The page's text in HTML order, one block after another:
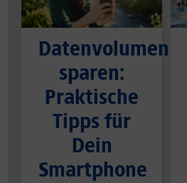
Datenvolumen
sparen:
Praktische
Tipps für
Dein
Smartphone